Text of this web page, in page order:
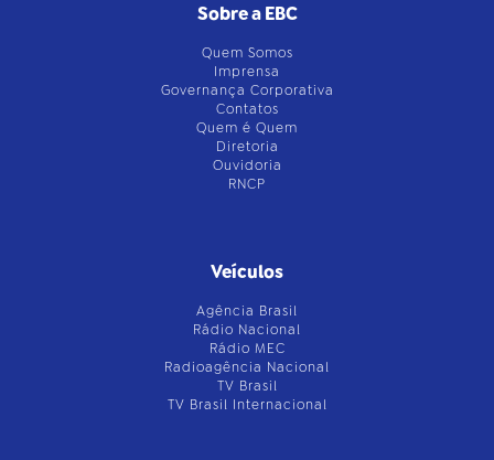
Sobre a EBC
Quem Somos
Imprensa
Governança Corporativa
Contatos
Quem é Quem
Diretoria
Ouvidoria
RNCP
Veículos
Agência Brasil
Rádio Nacional
Rádio MEC
Radioagência Nacional
TV Brasil
TV Brasil Internacional